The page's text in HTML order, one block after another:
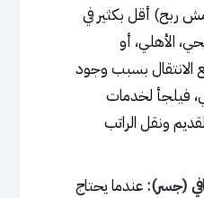
ربح) أقل بكثير في
الأهلي، أو
الانتقال بسبب وجود
فيلجأ لخدمات
ونقل الراتب
(جسر): عندما يحتاج